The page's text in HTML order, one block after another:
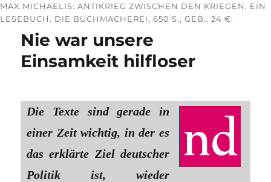
MAX MICHAELIS: ANTIKRIEG ZWISCHEN DEN KRIEGEN. EIN
LESEBUCH. DIE BUCHMACHEREI, 650 S., GEB., 24 €.
Nie war unsere
Einsamkeit hilfloser
Die Texte sind gerade in
einer Zeit wichtig, in der es
das erklärte Ziel deutscher
Politik ist, wieder